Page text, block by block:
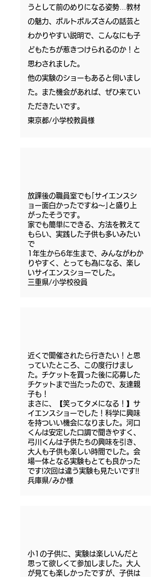
うとして前のめりになる姿勢…教材
の魅力、ボルトボルズさんの話芸と
わかりやすい説明で、こんなにも子
どもたちが惹きつけられるのか！と
思わされました。
他の実験のショーもあると伺いまし
た。また機会があれば、ぜひ来てい
ただきたいです。
東京都/小学校教員様
放課後の職員室でも｢サイエンスシ
ョー面白かったですね～｣と盛り上
がったそうです。
家でも簡単にできる、方法を教えて
もらい、実践した子供も多いみたい
で
1年生から6年生まで、みんながわか
りやすく、とっても為になる、楽し
いサイエンスショーでした。
三重県/小学校役員
近くで開催されたら行きたい！と思
っていたところ、この度行けまし
た。チケットを買った後に応募した
チケットまで当たったので、友達親
子も！
まさに、【笑ってタメになる！】サ
イエンスショーでした！科学に興味
を持ついい機会になりました。河口
くんは安定した口調で聞きやすく、
弓川くんは子供たちの興味を引き、
大人も子供も楽しい時間でした。会
場一体となる実験もとても良かった
です!次回は違う実験も見たいです!!
兵庫県/みか様
小1の子供に、実験は楽しいんだと
思って欲しくて参加しました。大人
が見ても楽しかったですが、子供は